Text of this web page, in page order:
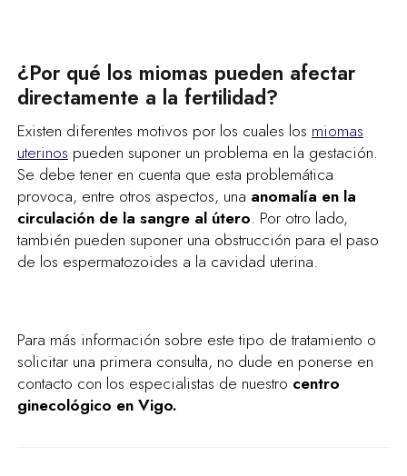
¿Por qué los miomas pueden afectar
directamente a la fertilidad?
Existen diferentes motivos por los cuales losmiomas
uterinospueden suponer un problema en la gestación.
Se debe tener en cuenta que esta problemática
provoca, entre otros aspectos, una anomalía en la
circulación de la sangre al útero. Por otro lado,
también pueden suponer una obstrucción para el paso
de los espermatozoides a la cavidad uterina.
Para más información sobre este tipo de tratamiento o
solicitar una primera consulta, no dude en ponerse en
contacto con los especialistas de nuestro centro
ginecológico en Vigo.